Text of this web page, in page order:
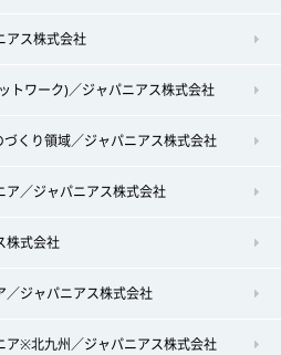
アス株式会社
トワーク)／ジャパニアス株式会社
づくり領域／ジャパニアス株式会社
ア／ジャパニアス株式会社
株式会社
／ジャパニアス株式会社
ア※北九州／ジャパニアス株式会社